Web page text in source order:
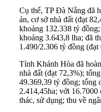
Cụ thể, TP Đà Nẵng đã
án, cơ sở nhà đất (đạt
khoảng 132.338 tỷ
khoảng 3.643,8 lha; đã
1.490/2.306 tỷ đồng (đạt
Tỉnh Khánh Hòa đã
nhà đất (đạt 72,3%);
49.369,39 tỷ đồng; tổng
2.414,45ha; với 16.7000
thác, sử dụng; thu về